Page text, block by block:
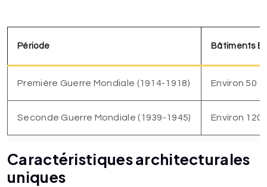
Période Bâtiments
Première Guerre Mondiale (1914-1918) Environ 50
Seconde Guerre Mondiale (1939-1945) Environ 120
Caractéristiques architecturales
uniques